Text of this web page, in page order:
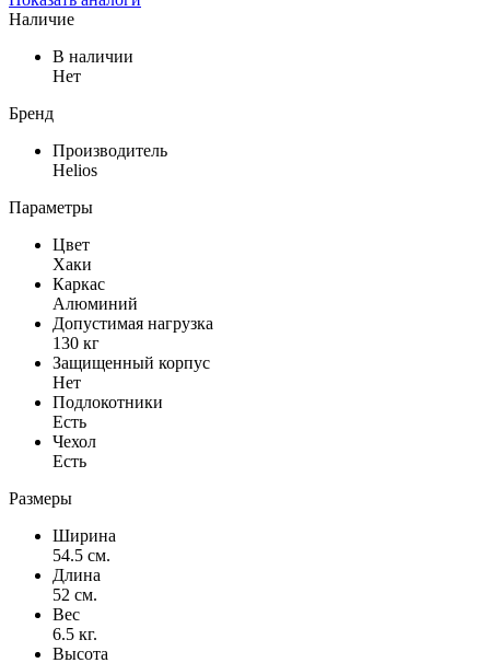
Наличие
В наличии
Нет
Бренд
Производитель
Helios
Параметры
Цвет
Хаки
Каркас
Алюминий
Допустимая нагрузка
130 кг
Защищенный корпус
Нет
Подлокотники
Есть
Чехол
Есть
Размеры
Ширина
54.5 см.
Длина
52 см.
Вес
6.5 кг.
Высота